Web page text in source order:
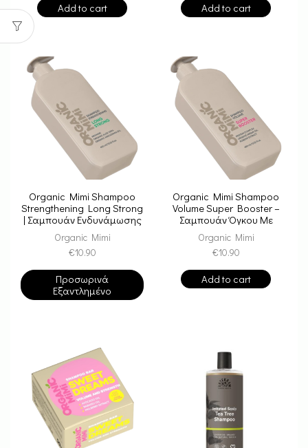
Add to cart Add to cart
Organic Mimi Shampoo
Strengthening Long Strong
| Σαμπουάν Ενδυνάμωσης
με Μακαντάμια & Αργινίνη
για Μακριά & Δυνατά
Μαλλιά
Organic Mimi
€10.90
Προσωρινά
Εξαντλημένο
Organic Mimi Shampoo
Volume Super Booster –
Σαμπουάν Όγκου Με
Αργκάν & Φυτικές
Πρωτεϊνες
Organic Mimi
€10.90
Add to cart